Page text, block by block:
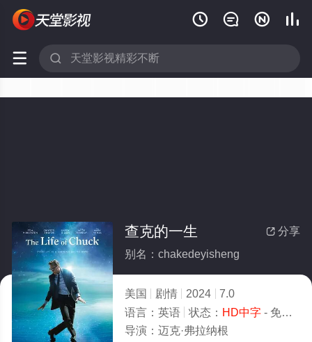
   
 
 分享
查克的一生
别名：chakedeyisheng
美国 剧情 2024
7.0
语言： 英语 状态： HD中字- 免费在线观看
导演： 迈克·弗拉纳根